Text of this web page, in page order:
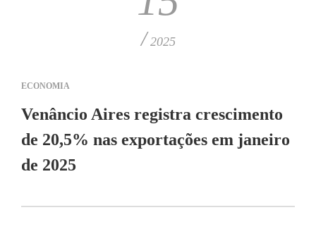
/ 2025
ECONOMIA
Venâncio Aires registra crescimento
de 20,5% nas exportações em janeiro
de 2025